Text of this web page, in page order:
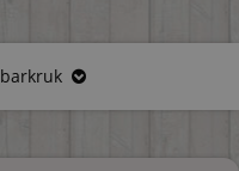
barkruk